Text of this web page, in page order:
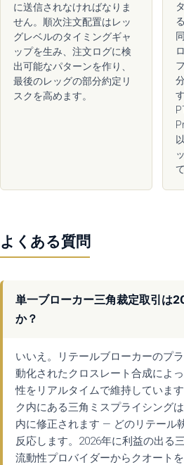
に送信されなければなりま
せん。順次注文配置はレッ
グレベルのタイミングギャ
ップを生み、注文ログに検
出可能なパターンを作り、
最後のレッグの部分約定リ
スクを高めます。
よくある質問
単一ブローカー三角裁定取引は
か？
いいえ。リテールブローカーのプ
動化されたクロスレート合成によ
性をリアルタイムで維持していま
ク内にある三角ミスプライシング
内に修正されます — どのリテール
反応します。2026年に利益の出る
流動性プロバイダーからクオート